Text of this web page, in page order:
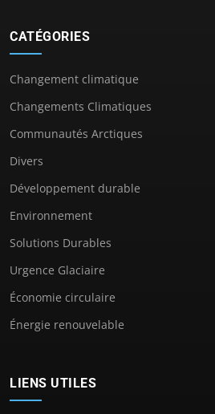
CATÉGORIES
Changement climatique
Changements Climatiques
Communautés Arctiques
Divers
Développement durable
Environnement
Solutions Durables
Urgence Glaciaire
Économie circulaire
Énergie renouvelable
LIENS UTILES